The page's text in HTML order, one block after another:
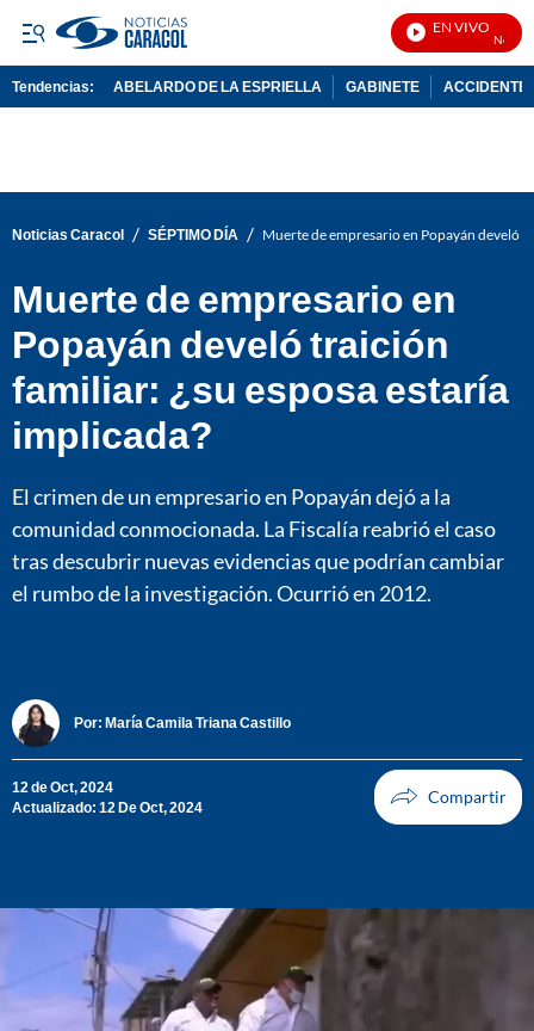
EN VIVO
Noticias
Tendencias: ABELARDO DE LA ESPRIELLA GABINETE ACCIDENTE
Noticias Caracol / SÉPTIMO DÍA / Muerte de empresario en Popayán develó
Muerte de empresario en
Popayán develó traición
familiar: ¿su esposa estaría
implicada?
El crimen de un empresario en Popayán dejó a la
comunidad conmocionada. La Fiscalía reabrió el caso
tras descubrir nuevas evidencias que podrían cambiar
el rumbo de la investigación. Ocurrió en 2012.
Por: María Camila Triana Castillo
12 de Oct, 2024
Actualizado: 12 De Oct, 2024